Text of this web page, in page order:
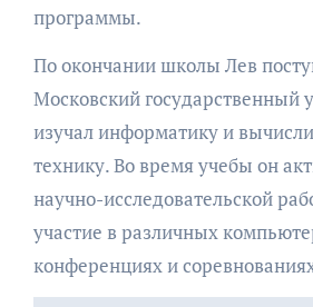
программы.
По окончании школы Лев
Московский государственный
изучал информатику и
технику. Во время учебы он
научно-исследовательской
участие в различных
конференциях и